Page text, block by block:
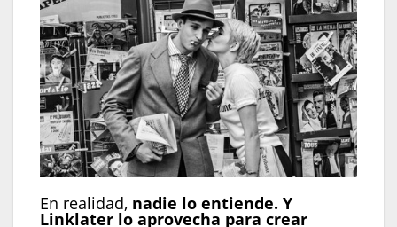
En realidad, nadie lo entiende. Y
Linklater lo aprovecha para crear